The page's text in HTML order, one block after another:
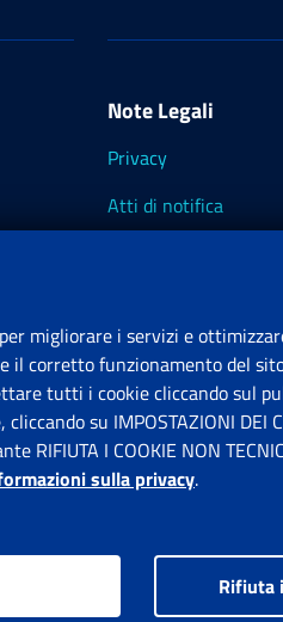
Note Legali
Privacy
Atti di notifica
migliorare i servizi e
il corretto funzionamento del
tutti i cookie cliccando sul
su IMPOSTAZIONI
RIFIUTA I COOKIE NON
sulla privacy.
Rifiuta